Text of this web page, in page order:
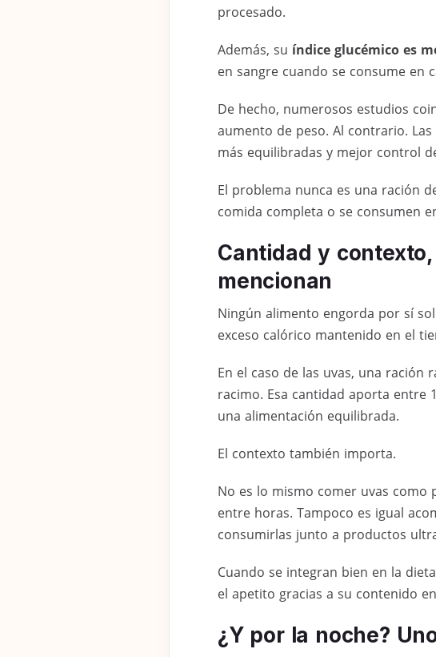
procesado.
Además, su índice glucémico es
en sangre cuando se consume en
De hecho, numerosos estudios
aumento de peso. Al contrario.
más equilibradas y mejor control
El problema nunca es una ración
comida completa o se consumen
Cantidad y
mencionan
Ningún alimento engorda por sí
exceso calórico mantenido en el
En el caso de las uvas, una ración
racimo. Esa cantidad aporta entre
una alimentación equilibrada.
El contexto también importa.
No es lo mismo comer uvas
entre horas. Tampoco es igual
consumirlas junto a productos
Cuando se integran bien en la
el apetito gracias a su contenido
¿Y por la noche?